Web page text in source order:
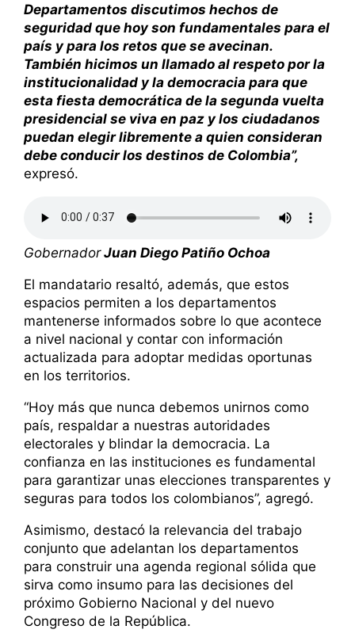
Departamentos discutimos hechos de
seguridad que hoy son fundamentales para el
país y para los retos que se avecinan.
También hicimos un llamado al respeto por la
institucionalidad y la democracia para que
esta fiesta democrática de la segunda vuelta
presidencial se viva en paz y los ciudadanos
puedan elegir libremente a quien consideran
debe conducir los destinos de Colombia”,
expresó.
GobernadorJuan Diego Patiño Ochoa
El mandatario resaltó, además, que estos
espacios permiten a los departamentos
mantenerse informados sobre lo que acontece
a nivel nacional y contar con información
actualizada para adoptar medidas oportunas
en los territorios.
“Hoy más que nunca debemos unirnos como
país, respaldar a nuestras autoridades
electorales y blindar la democracia. La
confianza en las instituciones es fundamental
para garantizar unas elecciones transparentes y
seguras para todos los colombianos”, agregó.
Asimismo, destacó la relevancia del trabajo
conjunto que adelantan los departamentos
para construir una agenda regional sólida que
sirva como insumo para las decisiones del
próximo Gobierno Nacional y del nuevo
Congreso de la República.